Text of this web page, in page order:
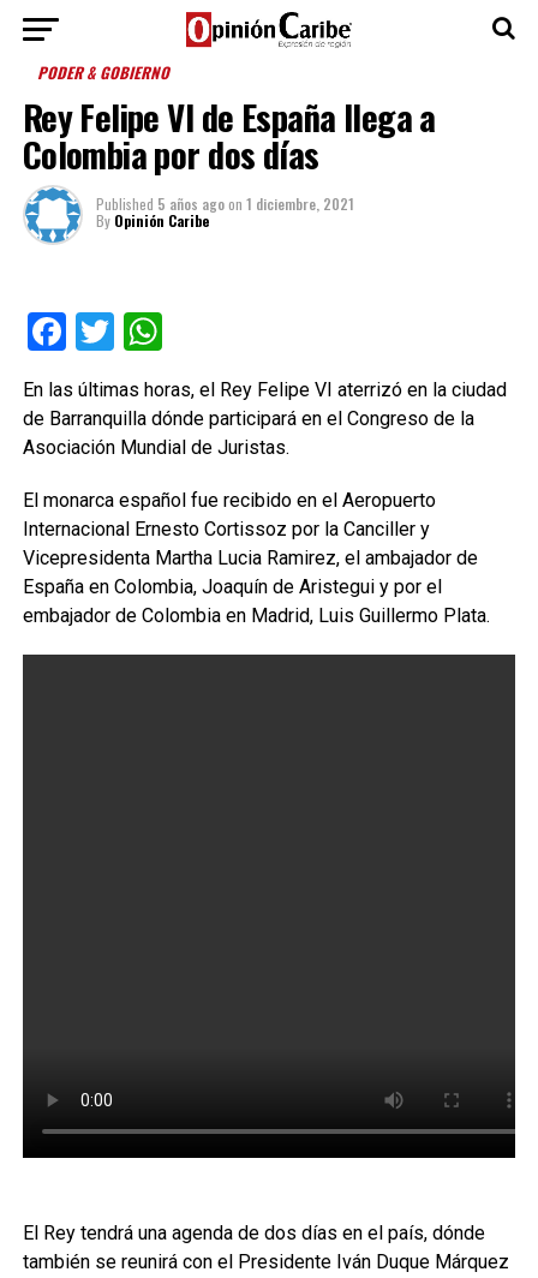
PODER & GOBIERNO
Rey Felipe VI de España llega a
Colombia por dos días
Published 5 años agoon 1 diciembre, 2021
By Opinión Caribe
Facebook
TwitterWhatsApp
En las últimas horas, el Rey Felipe VI aterrizó en la ciudad
de Barranquilla dónde participará en el Congreso de la
Asociación Mundial de Juristas.
El monarca español fue recibido en el Aeropuerto
Internacional Ernesto Cortissoz por la Canciller y
Vicepresidenta Martha Lucia Ramirez, el ambajador de
España en Colombia, Joaquín de Aristegui y por el
embajador de Colombia en Madrid, Luis Guillermo Plata.
El Rey tendrá una agenda de dos días en el país, dónde
también se reunirá con el Presidente Iván Duque Márquez